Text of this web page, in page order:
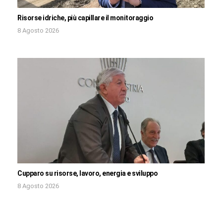
Risorse idriche, più capillare il monitoraggio
8 Agosto 2026
Cupparo su risorse, lavoro, energia e sviluppo
8 Agosto 2026